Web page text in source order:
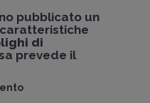
pubblicato un
di
prevede il